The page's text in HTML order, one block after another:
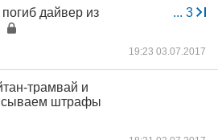
... 3
дайвер из
19:23 03.07.2017
трамвай и
штрафы